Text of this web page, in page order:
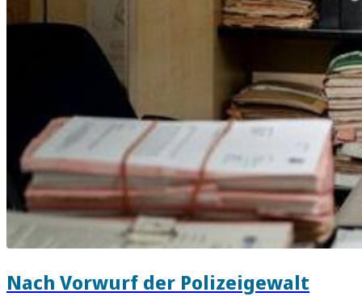
Nach Vorwurf der Polizeigewalt